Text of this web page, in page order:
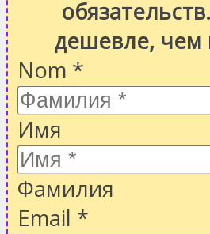
дешевле, чем
Nom *
Имя
Фамилия
Email *